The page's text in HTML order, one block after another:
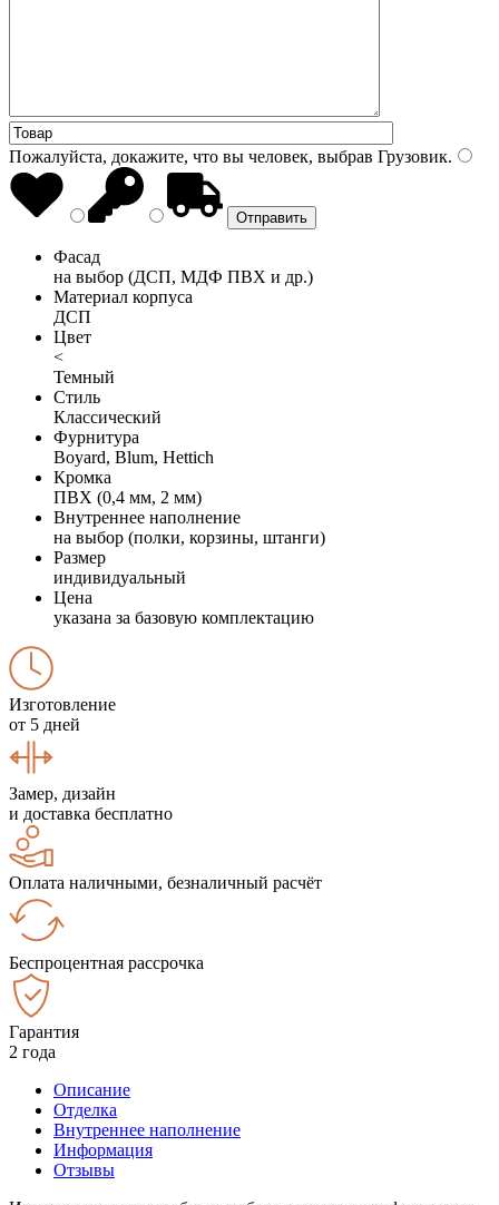
Пожалуйста, докажите, что вы человек, выбрав Грузовик.
Фасад
на выбор (ДСП, МДФ ПВХ и др.)
Материал корпуса
ДСП
Цвет
<
Темный
Стиль
Классический
Фурнитура
Boyard, Blum, Hettich
Кромка
ПВХ (0,4 мм, 2 мм)
Внутреннее наполнение
на выбор (полки, корзины, штанги)
Размер
индивидуальный
Цена
указана за базовую комплектацию
Изготовление
от 5 дней
Замер, дизайн
и доставка бесплатно
Оплата наличными, безналичный расчёт
Беспроцентная рассрочка
Гарантия
2 года
Описание
Отделка
Внутреннее наполнение
Информация
Отзывы